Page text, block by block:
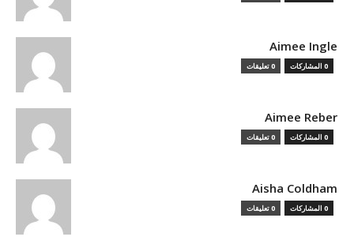
Aimee Ingle
0 المشاركات 0 تعليقات
Aimee Reber
0 المشاركات 0 تعليقات
Aisha Coldham
0 المشاركات 0 تعليقات